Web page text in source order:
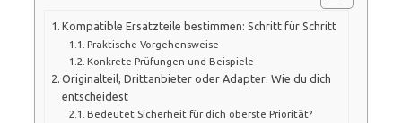
Kompatible Ersatzteile bestimmen: Schritt für Schritt
Praktische Vorgehensweise
Konkrete Prüfungen und Beispiele
Originalteil, Drittanbieter oder Adapter: Wie du dich
entscheidest
Bedeutet Sicherheit für dich oberste Priorität?